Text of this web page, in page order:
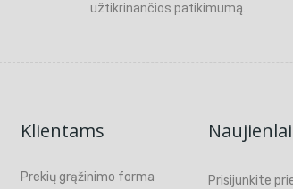
užtikrinančios patikimumą.
Klientams
Prekių grąžinimo forma
Prisijunkite